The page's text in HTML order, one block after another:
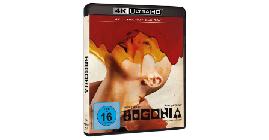
Bildergalerie überspringen